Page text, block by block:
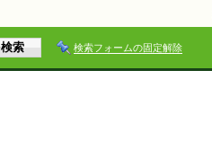
検索フォームの固定解除